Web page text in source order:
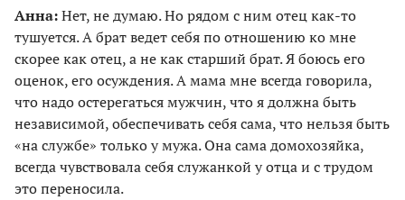
Анна:Нет, не думаю. Но рядом с ним отец как-то
тушуется. А брат ведет себя по отношению ко мне
скорее как отец, а не как старший брат. Я боюсь его
оценок, его осуждения. А мама мне всегда говорила,
что надо остерегаться мужчин, что я должна быть
независимой, обеспечивать себя сама, что нельзя быть
«на службе» только у мужа. Она сама домохозяйка,
всегда чувствовала себя служанкой у отца и с трудом
это переносила.